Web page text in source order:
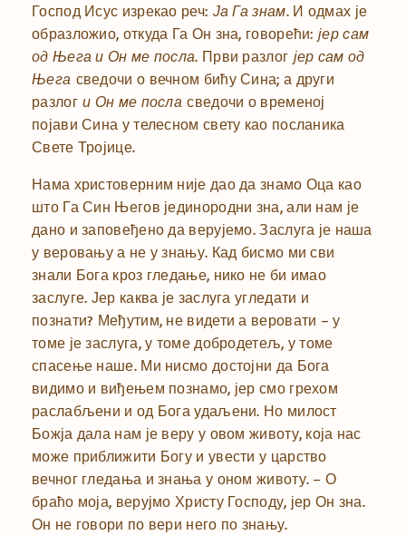
Господ Исус изрекао реч: Ја Га знам. И одмах је
образложио, откуда Га Он зна, говорећи:јер сам
од Њега и Он ме посла. Први разлог јер сам од
Њега сведочи о вечном бићу Сина; а други
разлоги Он ме посла сведочи о временој
појави Сина у телесном свету као посланика
Свете Тројице.
Нама христоверним није дао да знамо Оца као
што Га Син Његов јединородни зна, али нам је
дано и заповеђено да верујемо. Заслуга је наша
у веровању а не у знању. Кад бисмо ми сви
знали Бога кроз гледање, нико не би имао
заслуге. Јер каква је заслуга угледати и
познати? Међутим, не видети а веровати – у
томе је заслуга, у томе добродетељ, у томе
спасење наше. Ми нисмо достојни да Бога
видимо и виђењем познамо, јер смо грехом
раслабљени и од Бога удаљени. Но милост
Божја дала нам је веру у овом животу, која нас
може приближити Богу и увести у царство
вечног гледања и знања у оном животу. – О
браћо моја, верујмо Христу Господу, јер Он зна.
Он не говори по вери него по знању.